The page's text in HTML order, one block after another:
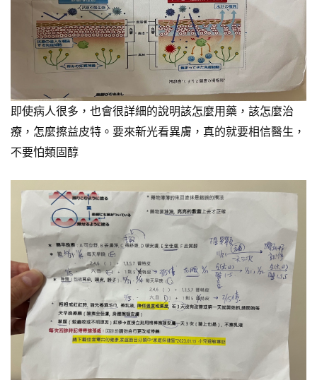
即使病人很多，也會很詳細的說明該怎麼用藥，該怎麼治
療，怎麼擦益皮特。要來新光看異膚，真的就要相信醫生，
不要怕類固醇